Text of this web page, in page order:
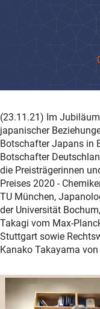
(23.11.21) Im
japanischer
Botschafter Japans in
Botschafter
die Preisträgerinnen
Preises 2020 -
TU München,
der Universität
Takagi vom Max-
Stuttgart sowie
Kanako Takayama